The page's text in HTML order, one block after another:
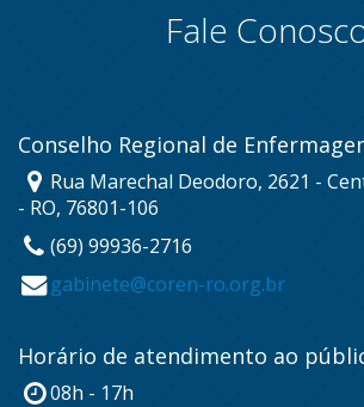
Fale
Conselho Regional de
Rua Marechal Deodoro, 2621 -
- RO, 76801-106
(69) 99936-2716
gabinete@coren-ro.org.br
Horário de atendimento ao
08h - 17h